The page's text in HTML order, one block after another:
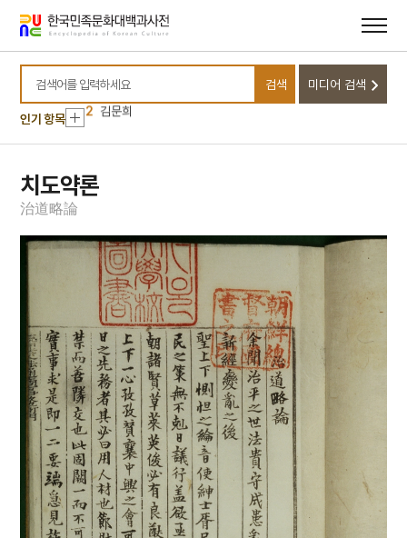
바로가기
바로가기
검색어를 입력하세요
검색 미디어 검색
인기 항목
10 3·1운동
1 금성대군
2
김문희
3 금강산
4 마니산
5
8
삼
정감록
3·1운동
금성대군
2 김문희
3 금강산
4
마니산
5 외삼촌
6 등대
7 북조선임시인민위원회
8 삼
치도약론
治道略論